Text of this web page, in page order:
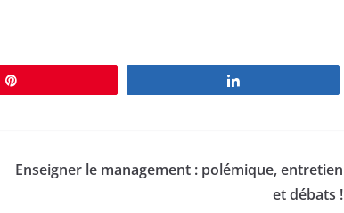
Enseigner le management : polémique, entretien
et débats !